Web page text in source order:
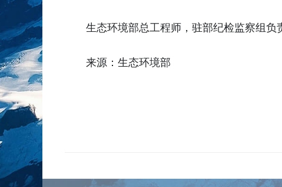
生态环境部总工程师，驻部纪检监察组负
来源：生态环境部